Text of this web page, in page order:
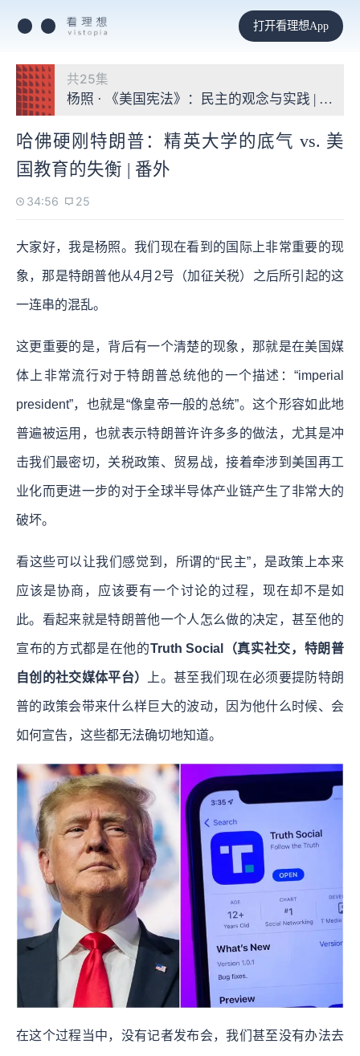
打开看理想App
共25集
杨照 · 《美国宪法》：民主的观念与实践 | 公民
哈佛硬刚特朗普：精英大学的底气 vs. 美
国教育的失衡 | 番外
34:56 25
大家好，我是杨照。我们现在看到的国际上非常重要的现
象，那是特朗普他从4月2号（加征关税）之后所引起的这
一连串的混乱。
这更重要的是，背后有一个清楚的现象，那就是在美国媒
体上非常流行对于特朗普总统他的一个描述：“imperial
president”，也就是“像皇帝一般的总统”。这个形容如此地
普遍被运用，也就表示特朗普许许多多的做法，尤其是冲
击我们最密切，关税政策、贸易战，接着牵涉到美国再工
业化而更进一步的对于全球半导体产业链产生了非常大的
破坏。
看这些可以让我们感觉到，所谓的“民主”，是政策上本来
应该是协商，应该要有一个讨论的过程，现在却不是如
此。看起来就是特朗普他一个人怎么做的决定，甚至他的
宣布的方式都是在他的Truth Social（真实社交，特朗普
自创的社交媒体平台） 上。甚至我们现在必须要提防特朗
普的政策会带来什么样巨大的波动，因为他什么时候、会
如何宣告，这些都无法确切地知道。
在这个过程当中，没有记者发布会，我们甚至没有办法去